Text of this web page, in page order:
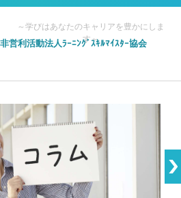
営利活動法人ﾗｰﾆﾝｸﾞｽｷﾙﾏｲｽﾀｰ協会
～学びはあなたのキャリアを豊かにしま
す～